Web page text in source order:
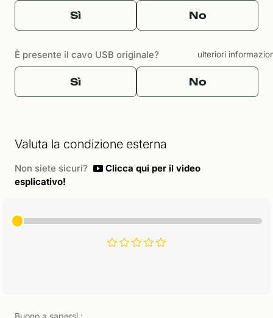
Sì No
È presente il cavo USB originale? ulteriori
Sì No
Valuta la condizione esterna
Non siete sicuri?
Clicca qui per il video
esplicativo!